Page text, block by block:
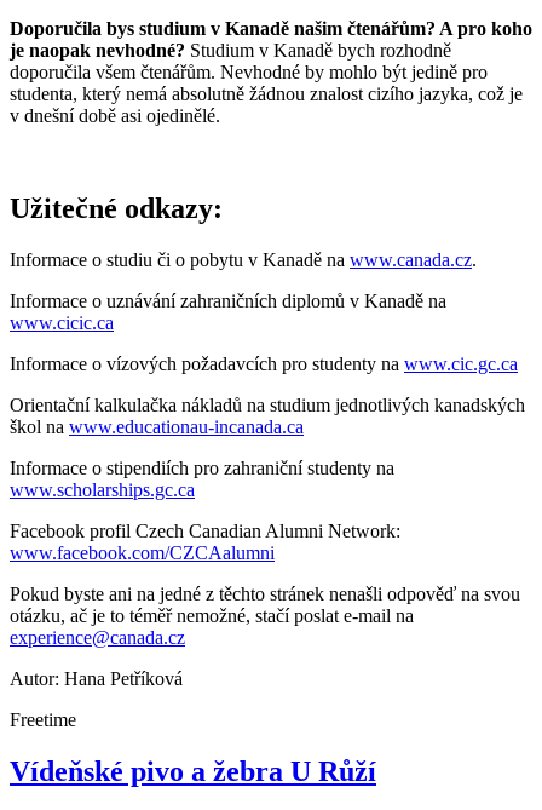
Doporučila bys studium v Kanadě našim čtenářům? A pro koho
je naopak nevhodné? Studium v Kanadě bych rozhodně
doporučila všem čtenářům. Nevhodné by mohlo být jedině pro
studenta, který nemá absolutně žádnou znalost cizího jazyka, což je
v dnešní době asi ojedinělé.
Užitečné odkazy:
Informace o studiu či o pobytu v Kanadě na www.canada.cz.
Informace o uznávání zahraničních diplomů v Kanadě na
www.cicic.ca
Informace o vízových požadavcích pro studenty na www.cic.gc.ca
Orientační kalkulačka nákladů na studium jednotlivých kanadských
škol na www.educationau-incanada.ca
Informace o stipendiích pro zahraniční studenty na
www.scholarships.gc.ca
Facebook profil Czech Canadian Alumni Network:
www.facebook.com/CZCAalumni
Pokud byste ani na jedné z těchto stránek nenašli odpověď na svou
otázku, ač je to téměř nemožné, stačí poslat e-mail na
experience@canada.cz
Autor: Hana Petříková
Freetime
Vídeňské pivo a žebra U Růží